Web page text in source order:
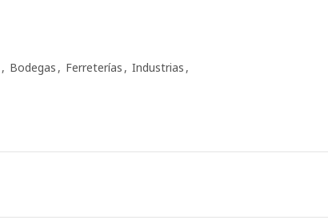
, Bodegas , Ferreterías , Industrias ,